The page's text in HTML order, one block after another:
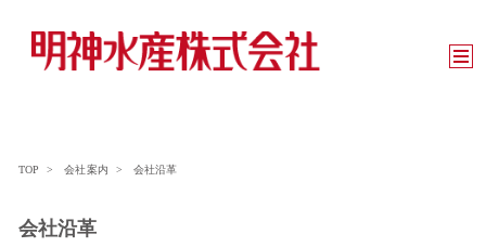
TOP > 会社案内 > 会社沿革
会社沿革